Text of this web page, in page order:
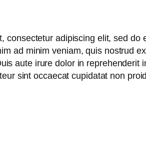
consectetur adipiscing elit, sed do
ad minim veniam, quis nostrud
aute irure dolor in reprehenderit
sint occaecat cupidatat non